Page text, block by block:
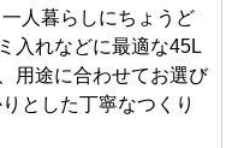
人暮らしにちょうど
入れなどに最適な45L
用途に合わせてお選び
とした丁寧なつくり